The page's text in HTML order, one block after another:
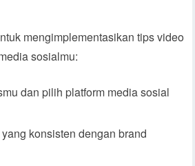
mengimplementasikan tips video
sosialmu:
dan pilih platform media sosial
konsisten dengan brand